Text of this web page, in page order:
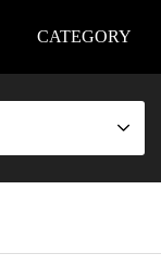
CATEGORY